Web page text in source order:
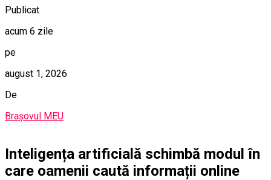
Publicat
acum 6 zile
pe
august 1, 2026
De
Brașovul MEU
Inteligența artificială schimbă modul în
care oamenii caută informații online